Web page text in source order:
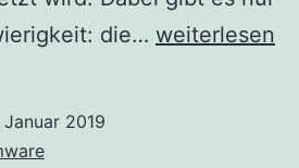
die… Firmware
weiterlesen
Januar 2019